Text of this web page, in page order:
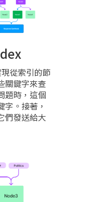
從索引的節
關鍵字來查
題時，這個
。接著，
們發送給大